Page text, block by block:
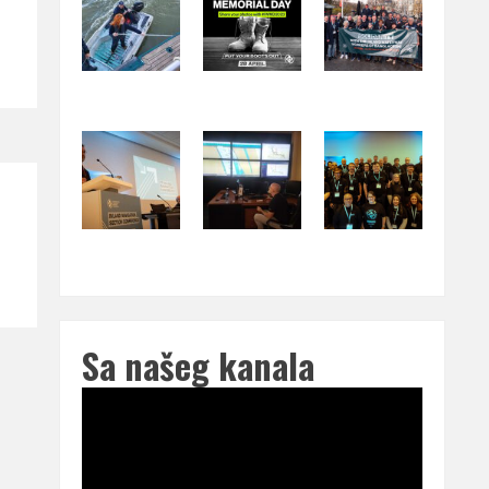
Sa našeg kanala